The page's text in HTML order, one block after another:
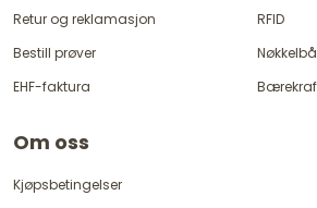
Retur og reklamasjon
Bestill prøver
EHF-faktura
RFID
Om oss
Kjøpsbetingelser